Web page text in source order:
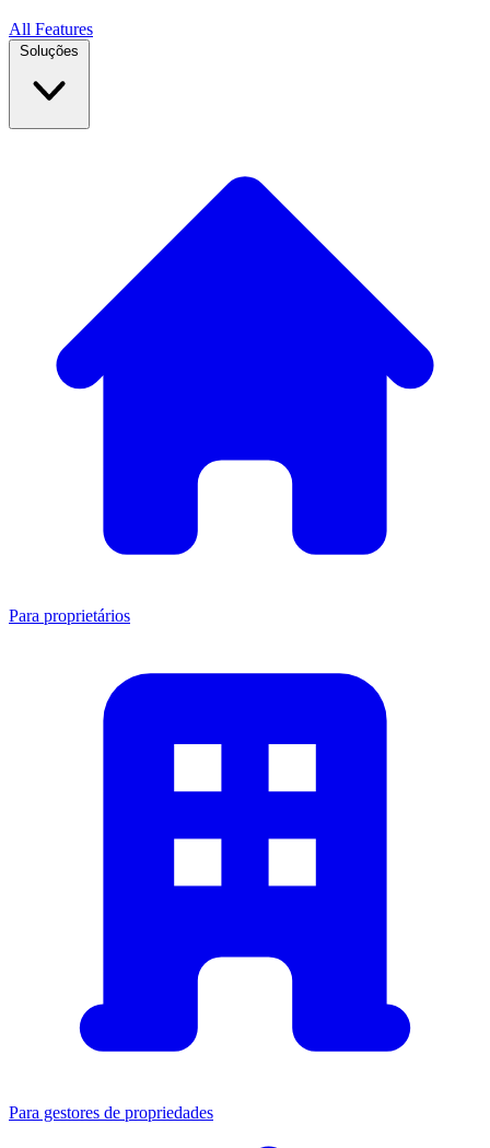
All Features
Para proprietários
Para gestores de propriedades